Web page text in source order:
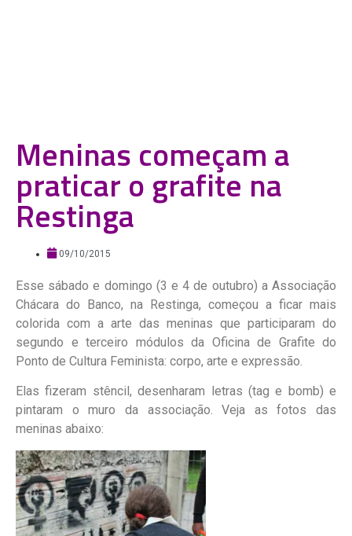
Meninas começam a
praticar o grafite na
Restinga
09/10/2015
Esse sábado e domingo (3 e 4 de outubro) a Associação
Chácara do Banco, na Restinga, começou a ficar mais
colorida com a arte das meninas que participaram do
segundo e terceiro módulos da Oficina de Grafite do
Ponto de Cultura Feminista: corpo, arte e expressão.
Elas fizeram stêncil, desenharam letras (tag e bomb) e
pintaram o muro da associação. Veja as fotos das
meninas abaixo: